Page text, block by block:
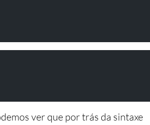
ver que por trás da sintaxe